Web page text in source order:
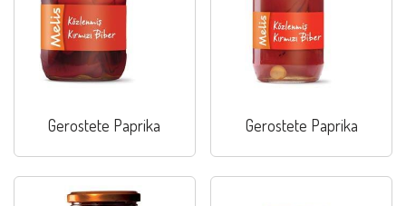
Gerostete Paprika Gerostete Paprika